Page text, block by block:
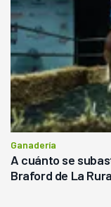
Ganadería
A cuánto se
Braford de La